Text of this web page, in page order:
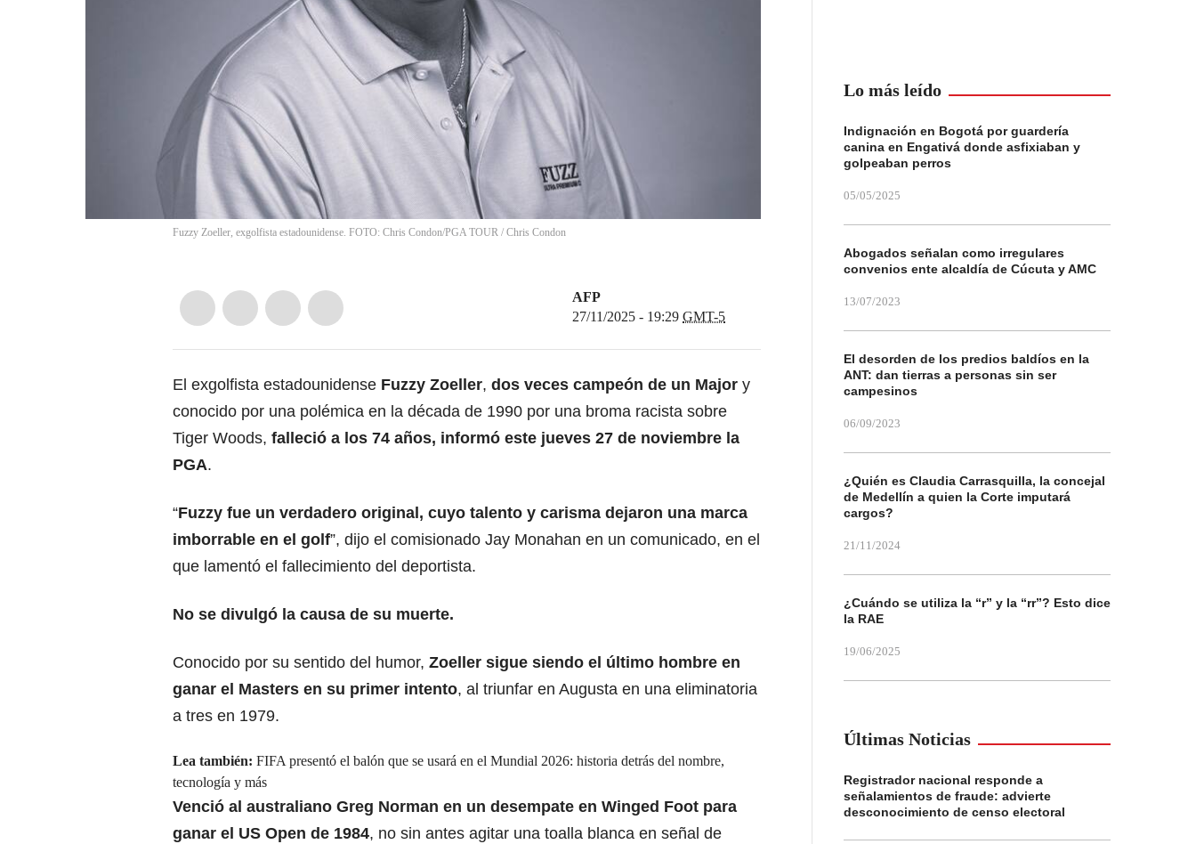
Fuzzy Zoeller, exgolfista estadounidense. FOTO: Chris Condon/PGA TOUR / Chris Condon
AFP
27/11/2025 - 19:29 GMT-5
El exgolfista estadounidense Fuzzy Zoeller, dos veces campeón de un Major y
conocido por una polémica en la década de 1990 por una broma racista sobre
Tiger Woods, falleció a los 74 años, informó este jueves 27 de noviembre la
PGA.
“Fuzzy fue un verdadero original, cuyo talento y carisma dejaron una marca
imborrable en el golf”, dijo el comisionado Jay Monahan en un comunicado, en el
que lamentó el fallecimiento del deportista.
No se divulgó la causa de su muerte.
Conocido por su sentido del humor, Zoeller sigue siendo el último hombre en
ganar el Masters en su primer intento, al triunfar en Augusta en una eliminatoria
a tres en 1979.
Lea también: FIFA presentó el balón que se usará en el Mundial 2026: historia detrás del nombre,
tecnología y más
Venció al australiano Greg Norman en un desempate en Winged Foot para
ganar el US Open de 1984, no sin antes agitar una toalla blanca en señal de
Lo más leído
Indignación en Bogotá por guardería
canina en Engativá donde asfixiaban y
golpeaban perros
05/05/2025
Abogados señalan como irregulares
convenios ente alcaldía de Cúcuta y AMC
13/07/2023
El desorden de los predios baldíos en la
ANT: dan tierras a personas sin ser
campesinos
06/09/2023
¿Quién es Claudia Carrasquilla, la concejal
de Medellín a quien la Corte imputará
cargos?
21/11/2024
¿Cuándo se utiliza la “r” y la “rr”? Esto dice
la RAE
19/06/2025
Últimas Noticias
Registrador nacional responde a
señalamientos de fraude: advierte
desconocimiento de censo electoral